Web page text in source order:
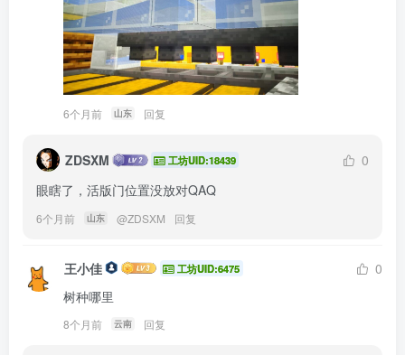
6个月前 山东 回复
ZDSXM 工坊UID:18439
0
眼瞎了，活版门位置没放对QAQ
6个月前 山东 @ZDSXM 回复
王小佳 工坊UID:6475
0
树种哪里
8个月前 云南 回复